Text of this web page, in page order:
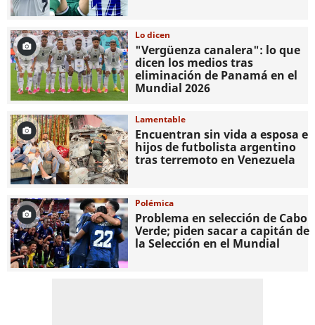
Lo dicen
"Vergüenza canalera": lo que
dicen los medios tras
eliminación de Panamá en el
Mundial 2026
Lamentable
Encuentran sin vida a esposa e
hijos de futbolista argentino
tras terremoto en Venezuela
Polémica
Problema en selección de Cabo
Verde; piden sacar a capitán de
la Selección en el Mundial